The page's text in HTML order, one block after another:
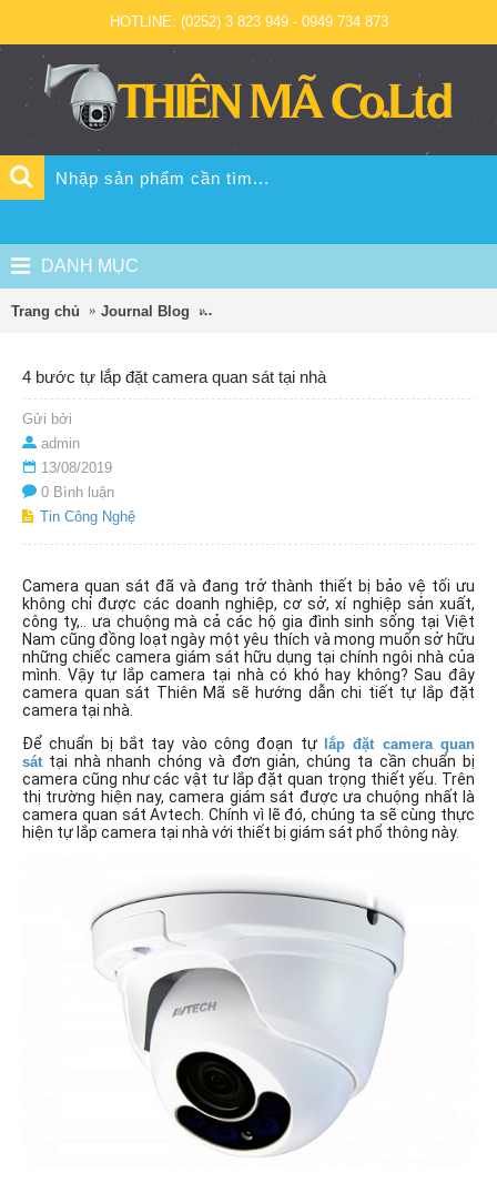
HOTLINE: (0252) 3 823 949 - 0949 734 873
DANH MỤC
Trang chủ Journal Blog 4 bước tự lắp đặt camera quan sát tại nhà
4 bước tự lắp đặt camera quan sát tại nhà
Gửi bởi
admin
13/08/2019
0 Bình luận
Tin Công Nghệ
Camera quan sát đã và đang trở thành thiết bị bảo vệ tối ưu
không chỉ được các doanh nghiệp, cơ sở, xí nghiệp sản xuất,
công ty,.. ưa chuộng mà cả các hộ gia đình sinh sống tại Việt
Nam cũng đồng loạt ngày một yêu thích và mong muốn sở hữu
những chiếc camera giám sát hữu dụng tại chính ngôi nhà của
mình. Vậy tự lắp camera tại nhà có khó hay không? Sau đây
camera quan sát Thiên Mã sẽ hướng dẫn chi tiết tự lắp đặt
camera tại nhà.
Để chuẩn bị bắt tay vào công đoạn tự
lắp đặt camera quan
sát tại nhà nhanh chóng và đơn giản, chúng ta cần chuẩn bị
camera cũng như các vật tư lắp đặt quan trọng thiết yếu. Trên
thị trường hiện nay, camera giám sát được ưa chuộng nhất là
camera quan sát Avtech. Chính vì lẽ đó, chúng ta sẽ cùng thực
hiện tự lắp camera tại nhà với thiết bị giám sát phổ thông này.